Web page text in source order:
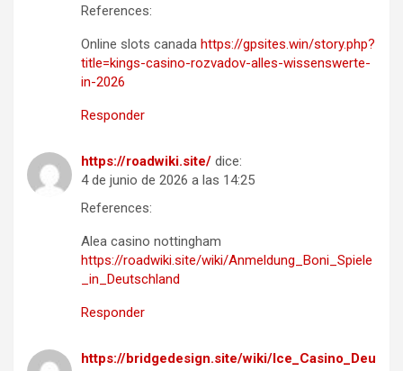
References:
Online slots canada https://gpsites.win/story.php?
title=kings-casino-rozvadov-alles-wissenswerte-
in-2026
Responder
https://roadwiki.site/ dice:
4 de junio de 2026 a las 14:25
References:
Alea casino nottingham
https://roadwiki.site/wiki/Anmeldung_Boni_Spiele
_in_Deutschland
Responder
https://bridgedesign.site/wiki/Ice_Casino_Deu